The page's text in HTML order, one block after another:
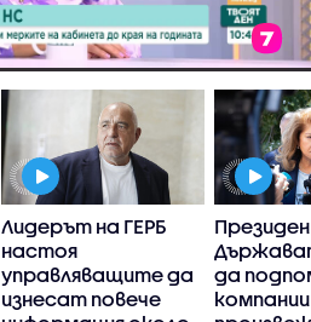
Лидерът на ГЕРБ
настоя
управляващите да
изнесат повече
да